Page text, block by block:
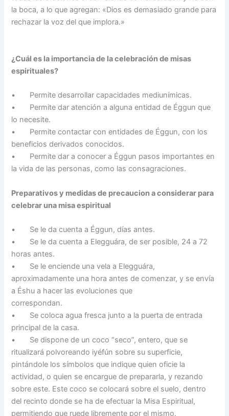
la boca, a lo que agregan: «Dios es demasiado grande para
rechazar la voz del que implora.»
¿Cuál es la importancia de la celebración de misas
espirituales?
• Permite desarrollar capacidades mediunímicas.
• Permite dar atención a alguna entidad de Éggun que
lo necesite.
• Permite contactar con entidades de Éggun, con los
beneficios derivados conocidos.
• Permite dar a conocer a Éggun pasos importantes en
la vida de las personas, como las consagraciones.
Preparativos y medidas de precaucion a considerar para
celebrar una misa espiritual
• Se le da cuenta a Éggun, días antes.
• Se le da cuenta a Elegguára, de ser posible, 24 a 72
horas antes.
• Se le enciende una vela a Elegguára,
aproximadamente una hora antes de comenzar, y se envía
a Éshu a hacer las evoluciones que
correspondan.
• Se coloca agua fresca junto a la puerta de entrada
principal de la casa.
• Se dispone de un coco “seco”, entero, que se
ritualizará polvoreando iyéfún sobre su superficie,
pintándole los símbolos que indique quien oficie la
actividad, o quien se encargue de prepararla, y rezando
sobre este. Este coco se colocará sobre el suelo, dentro
del recinto donde se ha de efectuar la Misa Espiritual,
permitiendo que ruede libremente por el mismo.